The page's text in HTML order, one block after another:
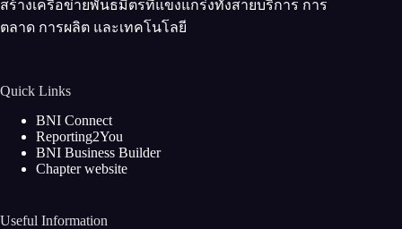
สร้างเครือข่ายพันธมิตรที่แข็งแกร่งทั้งสายบริการ การ
ตลาด การผลิต และเทคโนโลยี
Quick Links
BNI Connect
Reporting2You
BNI Business Builder
Chapter website
Useful Information